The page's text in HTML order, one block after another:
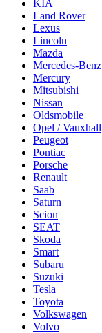
KIA
Land Rover
Lexus
Lincoln
Mazda
Mercedes-Benz
Mercury
Mitsubishi
Nissan
Oldsmobile
Opel / Vauxhall
Peugeot
Pontiac
Porsche
Renault
Saab
Saturn
Scion
SEAT
Skoda
Smart
Subaru
Suzuki
Tesla
Toyota
Volkswagen
Volvo